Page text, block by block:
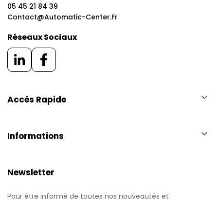
05 45 21 84 39
Contact@automatic-Center.fr
Réseaux Sociaux
Accès Rapide keyboard_arrow_down
Informations keyboard_arrow_down
Newsletter
Pour être informé de toutes nos nouveautés et